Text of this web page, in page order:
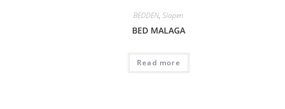
BEDDEN,Slapen
BED MALAGA
Read more